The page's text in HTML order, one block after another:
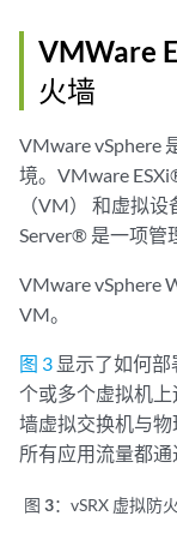
VMWare
火墙
VMware vSphere
境。VMware
（VM） 和虚拟
Server® 是一项管
VMware vSphere
VM。
图 3 显示了如何部
个或多个虚拟机上
墙虚拟交换机与
所有应用流量都通
图 3： vSRX 虚拟防